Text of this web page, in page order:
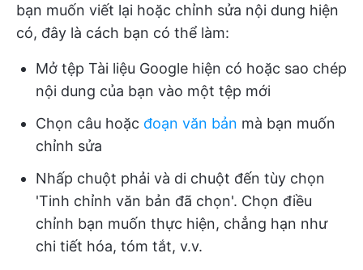
bạn muốn viết lại hoặc chỉnh sửa nội dung hiện
có, đây là cách bạn có thể làm:
Mở tệp Tài liệu Google hiện có hoặc sao chép
nội dung của bạn vào một tệp mới
Chọn câu hoặc đoạn văn bản mà bạn muốn
chỉnh sửa
Nhấp chuột phải và di chuột đến tùy chọn
'Tinh chỉnh văn bản đã chọn'. Chọn điều
chỉnh bạn muốn thực hiện, chẳng hạn như
chi tiết hóa, tóm tắt, v.v.